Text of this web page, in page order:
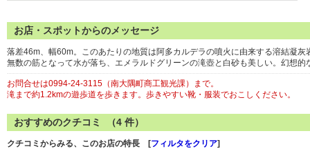
お店・スポットからのメッセージ
落差46m、幅60m。このあたりの地質は阿多カルデラの噴火に由来する溶結凝
無数の筋となって水が落ち、エメラルドグリーンの滝壺と白砂も美しい。幻想的
お問合せは0994-24-3115（南大隅町商工観光課）まで。
滝まで約1.2kmの遊歩道を歩きます。歩きやすい靴・服装でおこしください。
おすすめのクチコミ （4 件）
クチコミからみる、このお店の特長 [フィルタをクリア]